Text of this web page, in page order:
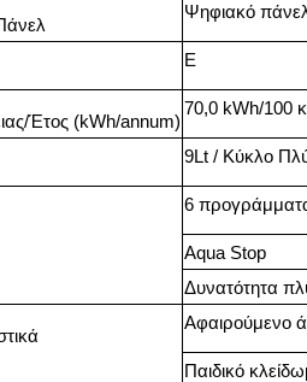
Ψηφιακό
E
Έτος (kWh/annum)
70,0 kWh/100
9Lt / Κύκλο
6
Aqua Stop
Δυνατότητα
Αφαιρούμενο
Παιδικό